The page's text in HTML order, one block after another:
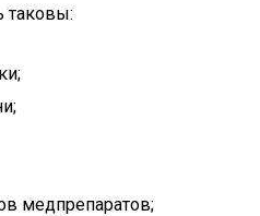
таковы:
медпрепаратов;